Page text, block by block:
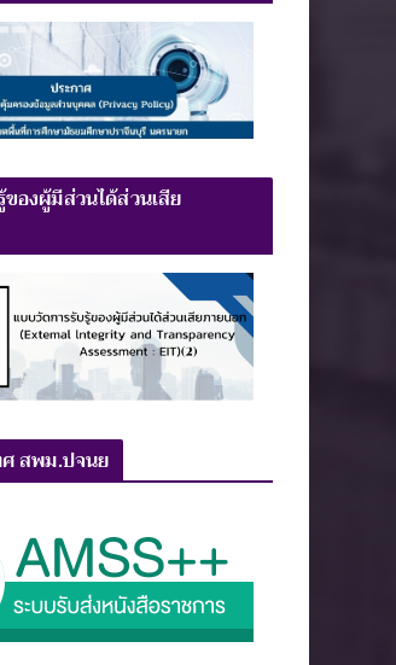
องผู้มีส่วนได้ส่วนเสีย
ศ สพม.ปจนย